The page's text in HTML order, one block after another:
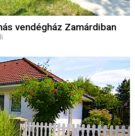
vendégház Zamárdiban